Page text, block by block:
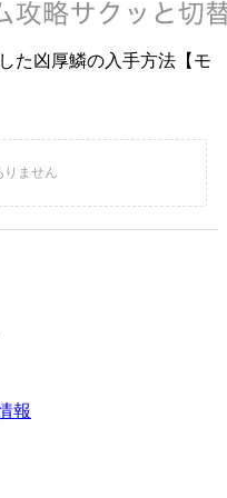
た凶厚鱗の入手方法【モ
報